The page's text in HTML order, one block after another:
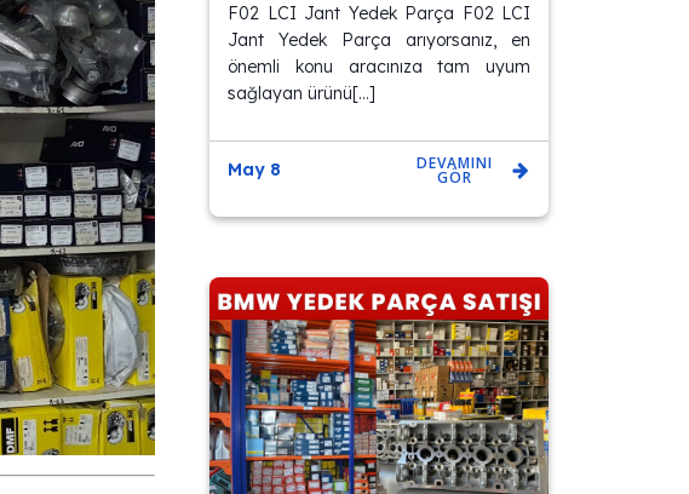
F02 LCI Jant Yedek Parça F02 LCI
Jant Yedek Parça arıyorsanız, en
önemli konu aracınıza tam uyum
sağlayan ürünü[…]
May 8 DEVAMINI
GÖR